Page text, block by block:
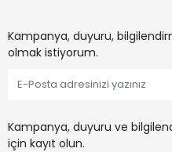
Kampanya, duyuru,
olmak istiyorum.
Kampanya, duyuru ve
için kayıt olun.